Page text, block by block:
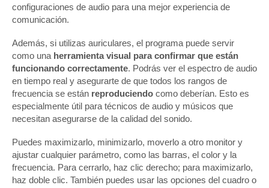
configuraciones de audio para una mejor experiencia de
comunicación.
Además, si utilizas auriculares, el programa puede servir
como una herramienta visual para confirmar que están
funcionando correctamente. Podrás ver el espectro de audio
en tiempo real y asegurarte de que todos los rangos de
frecuencia se están reproduciendo como deberían. Esto es
especialmente útil para técnicos de audio y músicos que
necesitan asegurarse de la calidad del sonido.
Puedes maximizarlo, minimizarlo, moverlo a otro monitor y
ajustar cualquier parámetro, como las barras, el color y la
frecuencia. Para cerrarlo, haz clic derecho; para maximizarlo,
haz doble clic. También puedes usar las opciones del cuadro o